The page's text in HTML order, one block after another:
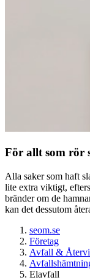
För allt som rör
Alla saker som haft
lite extra viktigt,
bränder om de
kan det dessutom
seom.se
Företag
Avfall &
Elavfall